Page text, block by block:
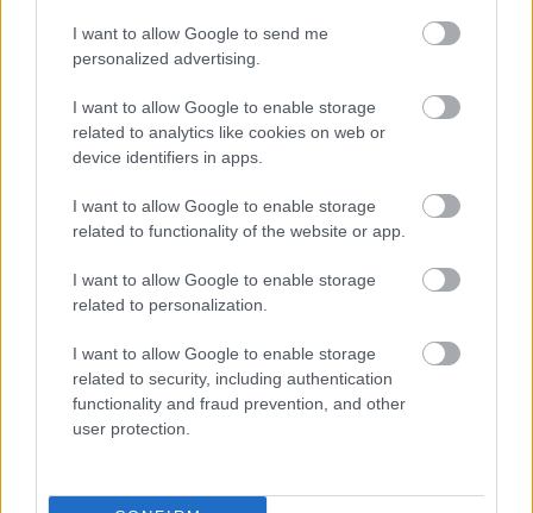
I want to allow Google to send me
personalized advertising.
I want to allow Google to enable storage
related to analytics like cookies on web or
device identifiers in apps.
I want to allow Google to enable storage
related to functionality of the website or app.
I want to allow Google to enable storage
related to personalization.
I want to allow Google to enable storage
related to security, including authentication
functionality and fraud prevention, and other
user protection.
nem hall a tapsokból és örömkurjongatásokból.
Messze vagytok, zsenik.
Ajánlott bejegyzések:
Vetélkedő társművészetek